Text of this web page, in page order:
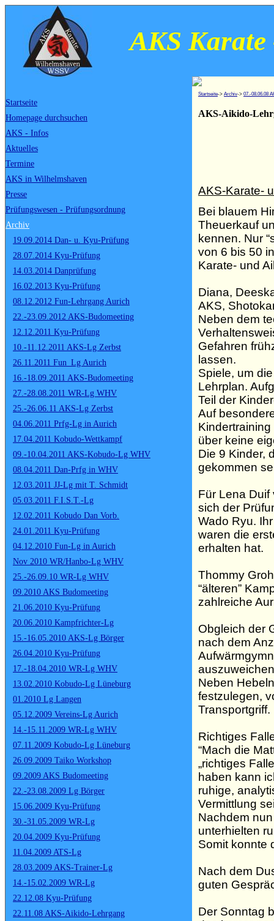
AKS Karate
Startseite
Homepage durchsuchen
AKS - Infos
Aktuelles
Termine
AKS in Wilhelmshaven
Presse
Prüfungswesen - Prüfungsordnung
Archiv
19.09.2014 Dan- u. Kyu-Prüfung
28.07.2014 Kyu-Prüfung
14.03.2014 Danprüfung
16.02.2013 Kyu-Prüfung
08.12.2012 Fun-Lehrgang Aurich
22.-23.09.2012 AKS-Budomeeting
12.12.2011 Kyu-Prüfung
10.-11.12.2011 AKS-Lg Zerbst
26.11.2011 Fun_Lg Aurich
16.-18.09.2011 AKS-Budomeeting
27.-28.08.2011 WR-Lg WHV
25.-26.06.11 AKS-Lg Zerbst
04.06.2011 Prfg-Lg in Aurich
17.04.2011 Kobudo-Wettkampf
09.-10.04.2011 AKS-Kobudo-Lg WHV
08.04.2011 Dan-Prfg in WHV
12.03.2011 JJ-Lg mit T. Schmidt
05.03.2011 F.I.S.T.-Lg
12.02.2011 Kobudo Dan Vorb.
24.01.2011 Kyu-Prüfung
04.12.2010 Fun-Lg in Aurich
Nov 2010 WR/Hanbo-Lg WHV
25.-26.09.10 WR-Lg WHV
09.2010 AKS Budomeeting
21.06.2010 Kyu-Prüfung
20.06.2010 Kampfrichter-Lg
15.-16.05.2010 AKS-Lg Börger
26.04.2010 Kyu-Prüfung
17.-18.04.2010 WR-Lg WHV
13.02.2010 Kobudo-Lg Lüneburg
01.2010 Lg Langen
05.12.2009 Vereins-Lg Aurich
14.-15.11.2009 WR-Lg WHV
07.11.2009 Kobudo-Lg Lüneburg
26.09.2009 Taiko Workshop
09.2009 AKS Budomeeting
22.-23.08.2009 Lg Börger
15.06.2009 Kyu-Prüfung
30.-31.05.2009 WR-Lg
20.04.2009 Kyu-Prüfung
11.04.2009 ATS-Lg
28.03.2009 AKS-Trainer-Lg
14.-15.02.2009 WR-Lg
22.12.08 Kyu-Prüfung
22.11.08 AKS-Aikido-Lehrgang
Startseite-> Archiv-> 07.-08.06.08
AKS-Aikido-
AKS-Karate-
Bei blauem
Theuerkauf
kennen. Nur
von 6 bis 50
Karate- und
Diana,
AKS,
Neben dem
Gefahren
lassen.
Spiele, um
Lehrplan.
Teil der
Auf
über keine
Die 9 Kinder,
gekommen
Für Lena Duif
sich der
Wado Ryu.
waren die
erhalten hat.
Thommy
“älteren”
zahlreiche
Obgleich der
nach dem
Neben
festzulegen,
Transportgriff.
Richtiges
“Mach die
„richtiges
haben kann
ruhige,
Vermittlung
Nachdem
unterhielten
Somit konnte
Nach dem
guten
Der Sonntag